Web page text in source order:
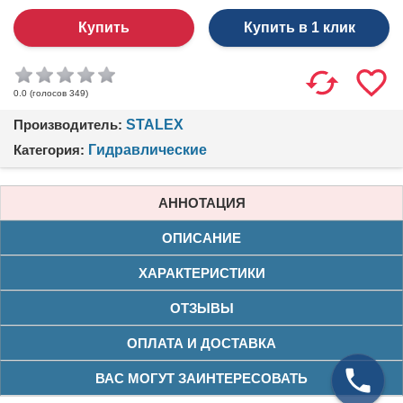
Купить в 1 клик
0.0 (голосов 349)
Производитель: STALEX
Категория: Гидравлические
АННОТАЦИЯ
ОПИСАНИЕ
ХАРАКТЕРИСТИКИ
ОТЗЫВЫ
ОПЛАТА И ДОСТАВКА
ВАС МОГУТ ЗАИНТЕРЕСОВАТЬ